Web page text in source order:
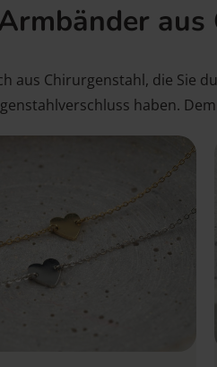
aus Chirurgenstahl, die Sie
haben.